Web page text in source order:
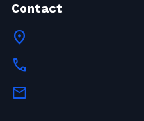
Contact
location_on
call
mail